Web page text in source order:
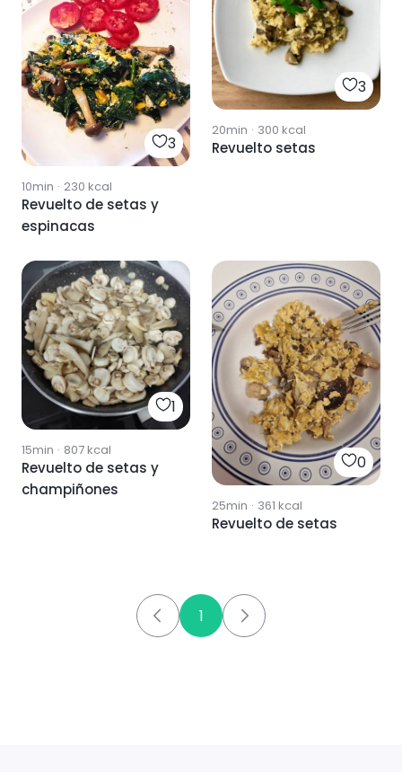
3
10min · 230 kcal
Revuelto de setas y
espinacas
3
20min · 300 kcal
Revuelto setas
1
15min · 807kcal
Revuelto de setas y
champiñones
0
25min · 361 kcal
Revuelto de setas
1